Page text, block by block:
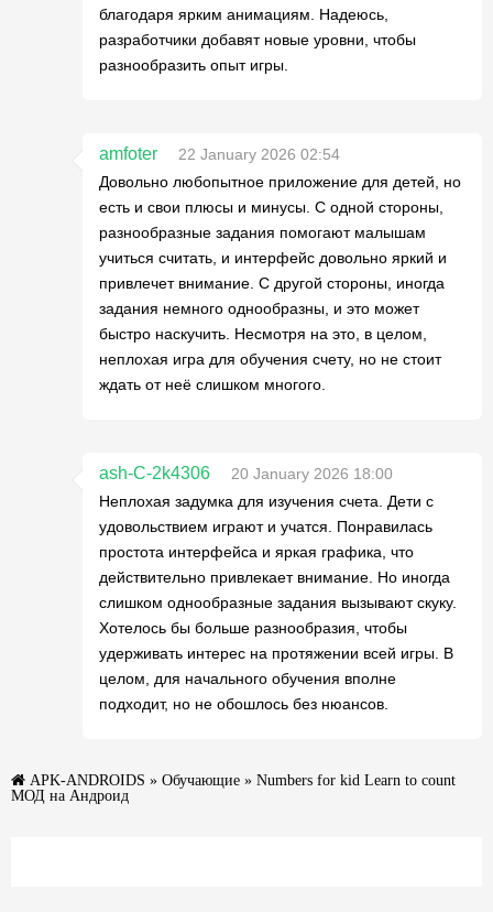
благодаря ярким анимациям. Надеюсь,
разработчики добавят новые уровни, чтобы
разнообразить опыт игры.
amfoter
22 January 2026 02:54
Довольно любопытное приложение для детей, но
есть и свои плюсы и минусы. С одной стороны,
разнообразные задания помогают малышам
учиться считать, и интерфейс довольно яркий и
привлечет внимание. С другой стороны, иногда
задания немного однообразны, и это может
быстро наскучить. Несмотря на это, в целом,
неплохая игра для обучения счету, но не стоит
ждать от неё слишком многого.
ash-C-2k4306
20 January 2026 18:00
Неплохая задумка для изучения счета. Дети с
удовольствием играют и учатся. Понравилась
простота интерфейса и яркая графика, что
действительно привлекает внимание. Но иногда
слишком однообразные задания вызывают скуку.
Хотелось бы больше разнообразия, чтобы
удерживать интерес на протяжении всей игры. В
целом, для начального обучения вполне
подходит, но не обошлось без нюансов.
APK-ANDROIDS » Обучающие » Numbers for kid Learn to count
МОД на Андроид